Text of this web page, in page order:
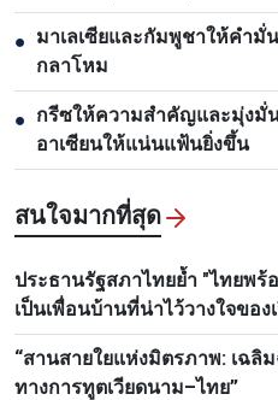
หลัก
● มาเลเซียและกัมพูชาให้คำ
กลาโหม
● กรีซให้ความสำคัญและมุ่ง
อาเซียนให้แน่นแฟ้นยิ่งขึ้น
สนใจมากที่สุด
ประธานรัฐสภาไทยย้ำ "ไทยพร้
เป็นเพื่อนบ้านที่น่าไว้วางใจของ
“สานสายใยแห่งมิตรภาพ: เฉลิ
ทางการทูตเวียดนาม–ไทย”